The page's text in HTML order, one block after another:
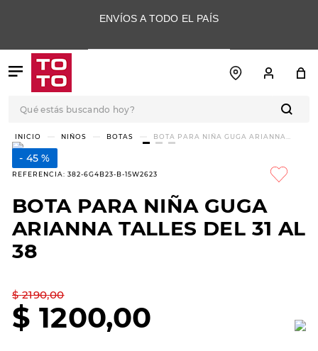
ENVÍOS A TODO EL PAÍS
NIÑOS BOTAS
BOTA PARA NIÑA GUGA ARIANNA
TALLES DEL 31 AL 38
45 %
REFERENCIA: 382-6G4B23-B-15W2623
BOTA PARA NIÑA GUGA
ARIANNA TALLES DEL 31 AL
38
$ 2190,00
$ 1200,00
TÉRMINOS MÁS
BUSCADOS
.
.
skechers slip-ins